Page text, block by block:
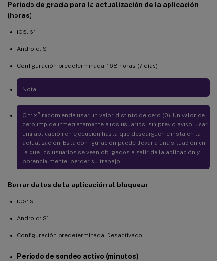
Período de gracia para la actualización de la aplicación
(horas)
iOS: Sí
Android: Sí
Configuración predeterminada: 168 horas (7 días)
Nota:
Citrix ®recomienda usar un valor distinto de cero (0). Un valor de
cero impide inmediatamente a los usuarios, sin previo aviso, usar
una aplicación en ejecución hasta que descarguen e instalen la
actualización. Esta configuración puede llevar a una situación en
la que los usuarios se vean obligados a salir de la aplicación y,
potencialmente, perder su trabajo.
Borrar datos de la aplicación al bloquear
iOS: Sí
Android: Sí
Configuración predeterminada: Desactivado
Período de sondeo activo (minutos)